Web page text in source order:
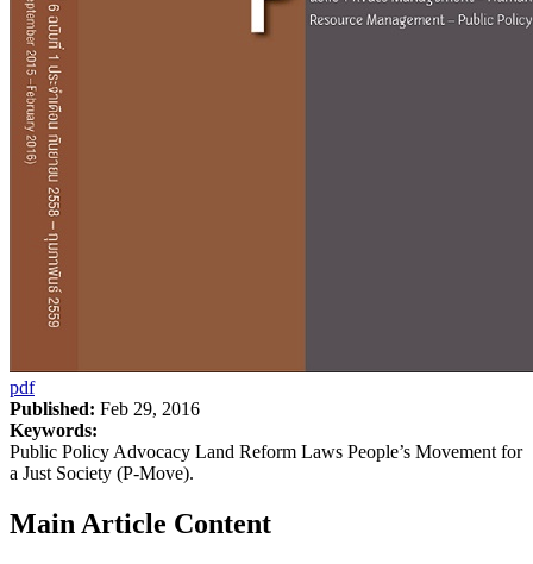
pdf
Published: Feb 29, 2016
Keywords:
Public Policy Advocacy Land Reform Laws People’s Movement for
a Just Society (P-Move).
Main Article Content